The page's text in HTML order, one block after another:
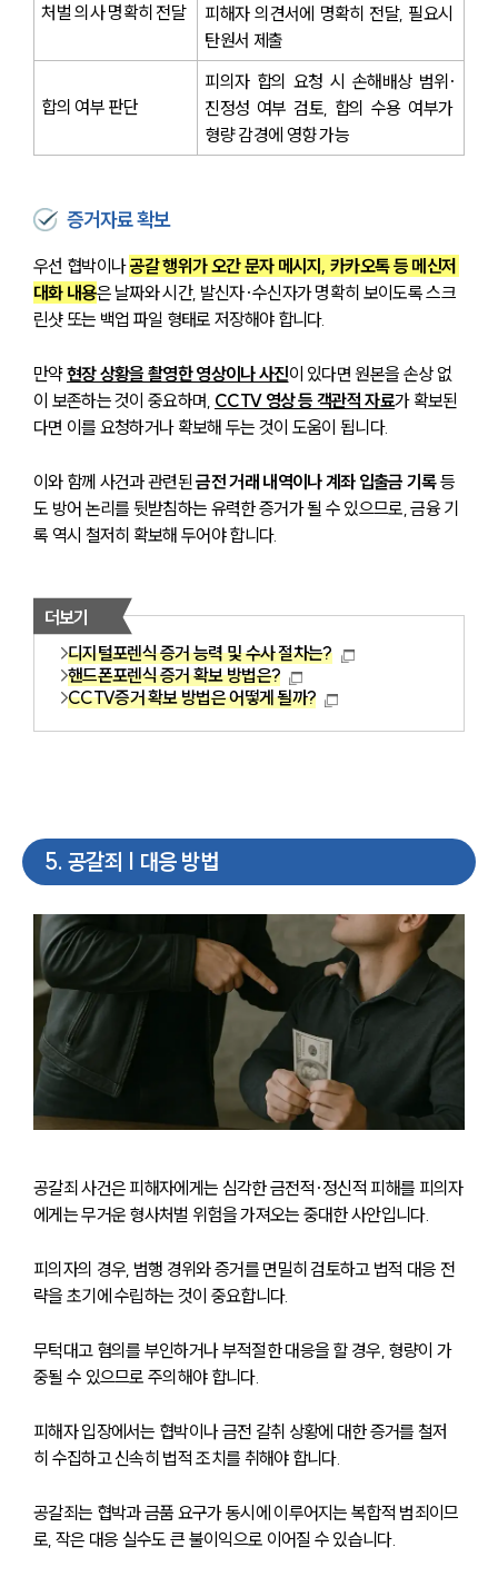
처벌 의사 명확히 전달
피해자 의견서에 명확히 전달, 필요시
탄원서 제출
합의 여부 판단
피의자 합의 요청 시 손해배상 범위·
진정성 여부 검토, 합의 수용 여부가
형량 감경에 영향 가능
증거자료 확보
우선 협박이나 공갈 행위가 오간 문자 메시지, 카카오톡 등 메신저
대화 내용은 날짜와 시간, 발신자·수신자가 명확히 보이도록 스크
린샷 또는 백업 파일 형태로 저장해야 합니다.
만약 현장 상황을 촬영한 영상이나 사진이 있다면 원본을 손상 없
이 보존하는 것이 중요하며, CCTV 영상 등 객관적 자료가 확보된
다면 이를 요청하거나 확보해 두는 것이 도움이 됩니다.
이와 함께 사건과 관련된 금전 거래 내역이나 계좌 입출금 기록 등
도 방어 논리를 뒷받침하는 유력한 증거가 될 수 있으므로, 금융 기
록 역시 철저히 확보해 두어야 합니다.
더보기
디지털포렌식 증거 능력 및 수사 절차는?
핸드폰포렌식 증거 확보 방법은?
CCTV증거 확보 방법은 어떻게 될까?
5. 공갈죄 | 대응 방법
공갈죄 사건은 피해자에게는 심각한 금전적·정신적 피해를 피의자
에게는 무거운 형사처벌 위험을 가져오는 중대한 사안입니다.
피의자의 경우, 범행 경위와 증거를 면밀히 검토하고 법적 대응 전
략을 초기에 수립하는 것이 중요합니다.
무턱대고 혐의를 부인하거나 부적절한 대응을 할 경우, 형량이 가
중될 수 있으므로 주의해야 합니다.
피해자 입장에서는 협박이나 금전 갈취 상황에 대한 증거를 철저
히 수집하고 신속히 법적 조치를 취해야 합니다.
공갈죄는 협박과 금품 요구가 동시에 이루어지는 복합적 범죄이므
로, 작은 대응 실수도 큰 불이익으로 이어질 수 있습니다.